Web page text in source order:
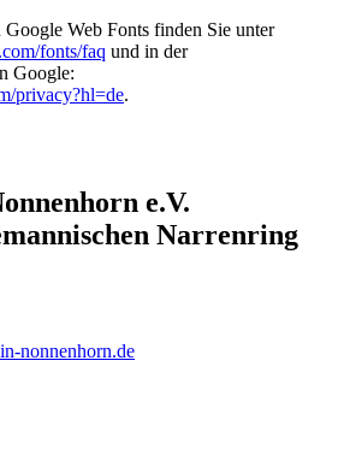
Web Fonts finden Sie unter
fonts/faq und in der
Google:
privacy?hl=de.
e.V.
Narrenring
nonnenhorn.de